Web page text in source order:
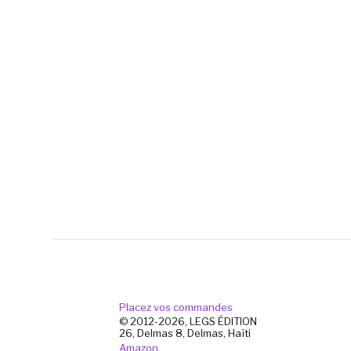
Placez vos commandes
© 2012-2026, LEGS ÉDITION
26, Delmas 8, Delmas, Haïti
Amazon